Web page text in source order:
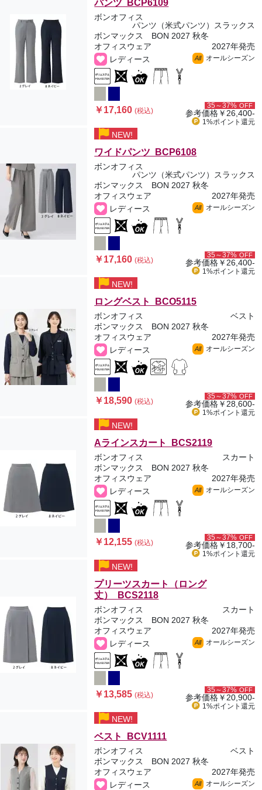
パンツ BCP6109
ボンオフィス
パンツ（米式パンツ）スラックス
ボンマックス BON 2027 秋冬
オフィスウェア
2027年発売
レディース
All オールシーズン
￥17,160(税込)
35～37% OFF
参考価格￥26,400-
1%ポイント 還元
NEW!
ワイドパンツ BCP6108
ボンオフィス
パンツ（米式パンツ）スラックス
ボンマックス BON 2027 秋冬
オフィスウェア
2027年発売
レディース
All オールシーズン
￥17,160(税込)
35～37% OFF
参考価格￥26,400-
1%ポイント 還元
NEW!
ロングベスト BCO5115
ボンオフィス
ベスト
ボンマックス BON 2027 秋冬
オフィスウェア
2027年発売
レディース
All オールシーズン
￥18,590(税込)
35～37% OFF
参考価格￥28,600-
1%ポイント 還元
NEW!
Aラインスカート BCS2119
ボンオフィス
スカート
ボンマックス BON 2027 秋冬
オフィスウェア
2027年発売
レディース
All オールシーズン
￥12,155(税込)
35～37% OFF
参考価格￥18,700-
1%ポイント 還元
NEW!
プリーツスカート（ロング
丈） BCS2118
ボンオフィス
スカート
ボンマックス BON 2027 秋冬
オフィスウェア
2027年発売
レディース
All オールシーズン
￥13,585(税込)
35～37% OFF
参考価格￥20,900-
1%ポイント 還元
NEW!
ベスト BCV1111
ボンオフィス
ベスト
ボンマックス BON 2027 秋冬
オフィスウェア
2027年発売
レディース
All オールシーズン